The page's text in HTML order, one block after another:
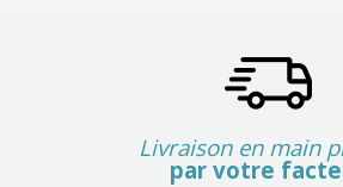
Livraison en main
par votre